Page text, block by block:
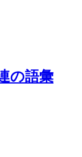
の語彙